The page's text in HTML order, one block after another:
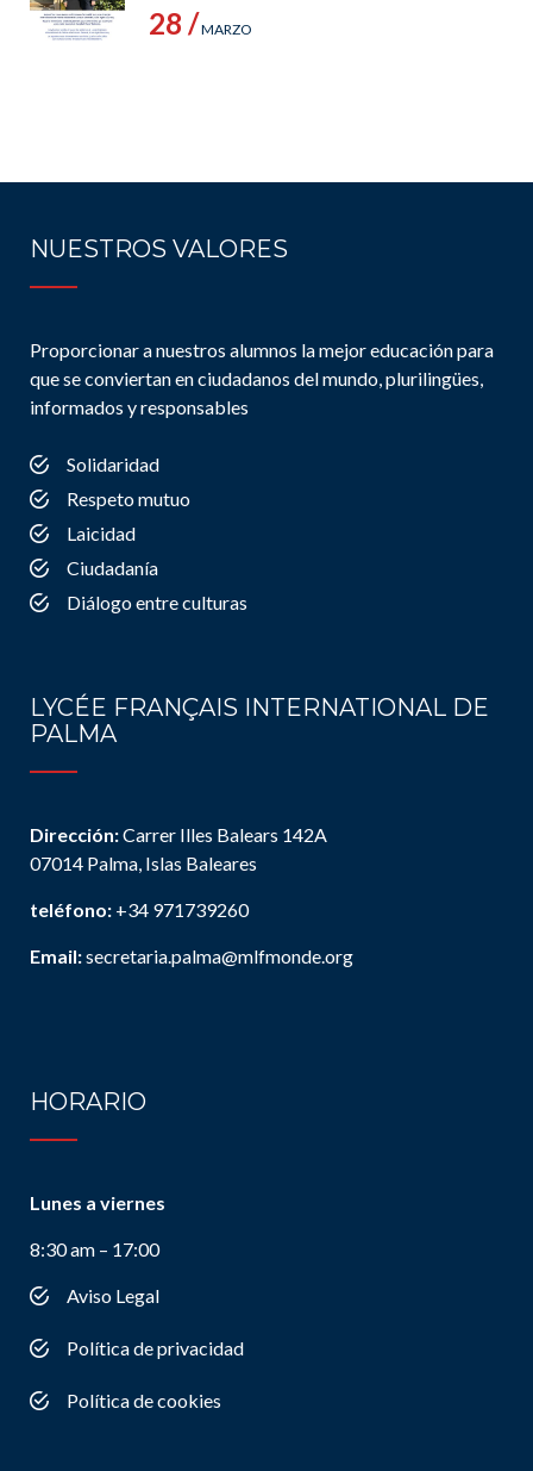
28 /MARZO
NUESTROS VALORES
Proporcionar a nuestros alumnos la mejor educación para
que se conviertan en ciudadanos del mundo, plurilingües,
informados y responsables
Solidaridad
Respeto mutuo
Laicidad
Ciudadanía
Diálogo entre culturas
LYCÉE FRANÇAIS INTERNATIONAL DE
PALMA
Dirección:Carrer Illes Balears 142A
07014 Palma, Islas Baleares
teléfono: +34 971739260
Email:secretaria.palma@mlfmonde.org
HORARIO
Lunes a viernes
8:30 am – 17:00
Aviso Legal
Política de privacidad
Política de cookies